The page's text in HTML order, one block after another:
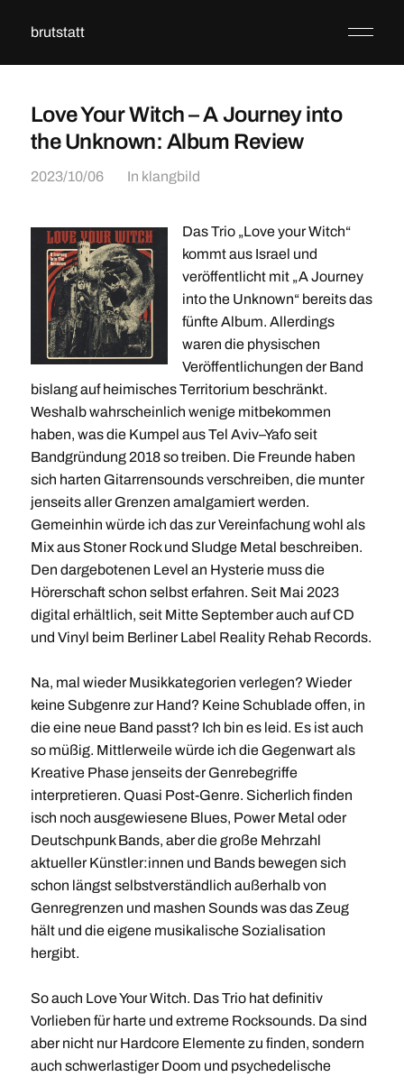
brutstatt
Love Your Witch – A Journey into
the Unknown: Album Review
2023/10/06 In klangbild
Das Trio „Love your Witch“
kommt aus Israel und
veröffentlicht mit „A Journey
into the Unknown“ bereits das
fünfte Album. Allerdings
waren die physischen
Veröffentlichungen der Band
bislang auf heimisches Territorium beschränkt.
Weshalb wahrscheinlich wenige mitbekommen
haben, was die Kumpel aus Tel Aviv–Yafo seit
Bandgründung 2018 so treiben. Die Freunde haben
sich harten Gitarrensounds verschreiben, die munter
jenseits aller Grenzen amalgamiert werden.
Gemeinhin würde ich das zur Vereinfachung wohl als
Mix aus Stoner Rock und Sludge Metal beschreiben.
Den dargebotenen Level an Hysterie muss die
Hörerschaft schon selbst erfahren. Seit Mai 2023
digital erhältlich, seit Mitte September auch auf CD
und Vinyl beim Berliner Label Reality Rehab Records.
Na, mal wieder Musikkategorien verlegen? Wieder
keine Subgenre zur Hand? Keine Schublade offen, in
die eine neue Band passt? Ich bin es leid. Es ist auch
so müßig. Mittlerweile würde ich die Gegenwart als
Kreative Phase jenseits der Genrebegriffe
interpretieren. Quasi Post-Genre. Sicherlich finden
isch noch ausgewiesene Blues, Power Metal oder
Deutschpunk Bands, aber die große Mehrzahl
aktueller Künstler:innen und Bands bewegen sich
schon längst selbstverständlich außerhalb von
Genregrenzen und mashen Sounds was das Zeug
hält und die eigene musikalische Sozialisation
hergibt.
So auch Love Your Witch. Das Trio hat definitiv
Vorlieben für harte und extreme Rocksounds. Da sind
aber nicht nur Hardcore Elemente zu finden, sondern
auch schwerlastiger Doom und psychedelische